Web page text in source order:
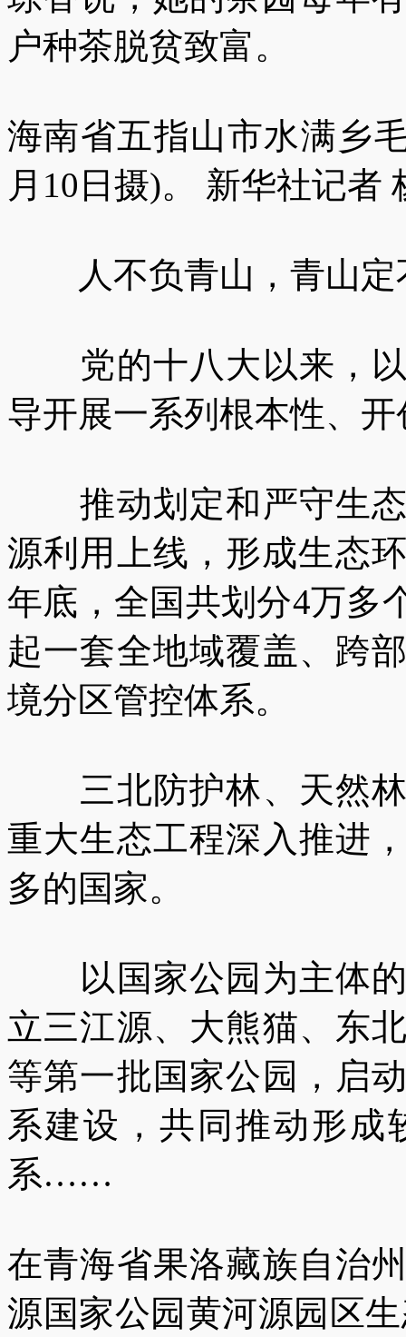
户种茶脱贫致富。
海南省五指山市水满乡
月10日摄)。 新华社记者
人不负青山，青山定
党的十八大以来，以
导开展一系列根本性、
推动划定和严守生态
源利用上线，形成生态
年底，全国共划分4万多
起一套全地域覆盖、跨
境分区管控体系。
三北防护林、天然林
重大生态工程深入推进
多的国家。
以国家公园为主体的
立三江源、大熊猫、东
等第一批国家公园，启
系建设，共同推动形成
系……
在青海省果洛藏族自治
源国家公园黄河源园区